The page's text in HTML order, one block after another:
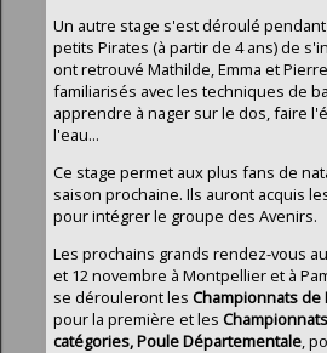
Un autre stage s'est déroulé
petits Pirates (à partir de 4 ans) de
ont retrouvé Mathilde, Emma et
familiarisés avec les techniques de
apprendre à nager sur le dos, faire
l'eau...
Ce stage permet aux plus fans de
saison prochaine. Ils auront acquis
pour intégrer le groupe des Avenirs.
Les prochains grands rendez-vous
et 12 novembre à Montpellier et à
se dérouleront les Championnats de
pour la première et les
catégories, Poule Départementale,